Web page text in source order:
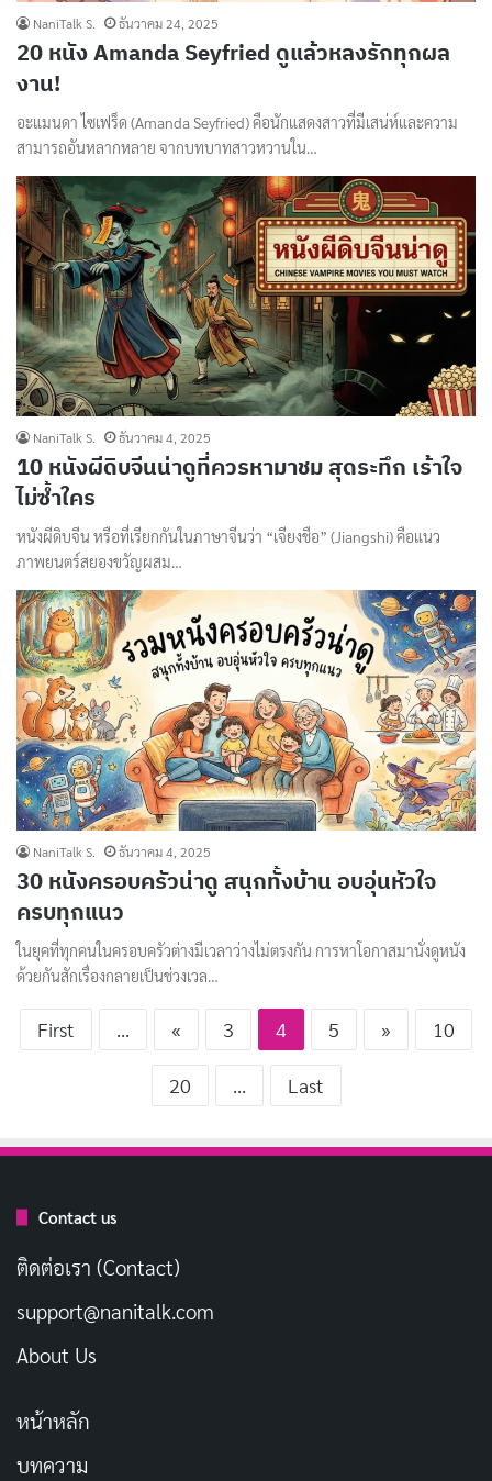
NaniTalk S. ธันวาคม 24, 2025
20 หนัง Amanda Seyfried ดูแล้วหลงรักทุกผล
งาน!
อะแมนดา ไซเฟร็ด (Amanda Seyfried) คือนักแสดงสาวที่มีเสน่ห์และความ
สามารถอันหลากหลาย จากบทบาทสาวหวานใน…
NaniTalk S. ธันวาคม 4, 2025
10 หนังผีดิบจีนน่าดูที่ควรหามาชม สุดระทึก เร้าใจ
ไม่ซ้ำใคร
หนังผีดิบจีน หรือที่เรียกกันในภาษาจีนว่า “เจียงชือ” (Jiangshi) คือแนว
ภาพยนตร์สยองขวัญผสม…
NaniTalk S. ธันวาคม 4, 2025
30 หนังครอบครัวน่าดู สนุกทั้งบ้าน อบอุ่นหัวใจ
ครบทุกแนว
ในยุคที่ทุกคนในครอบครัวต่างมีเวลาว่างไม่ตรงกัน การหาโอกาสมานั่งดูหนัง
ด้วยกันสักเรื่องกลายเป็นช่วงเวล…
First ... « 3 4 5 » 10
20 ... Last
Contact us
ติดต่อเรา (Contact)
support@nanitalk.com
About Us
หน้าหลัก
บทความ